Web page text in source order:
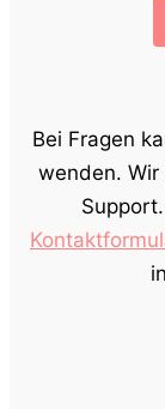
Bei Fragen
wenden.